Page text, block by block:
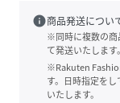
info商品発送につい
※同時に複数の商
て発送いたします。
※Rakuten
す。日時指定を
いたします。